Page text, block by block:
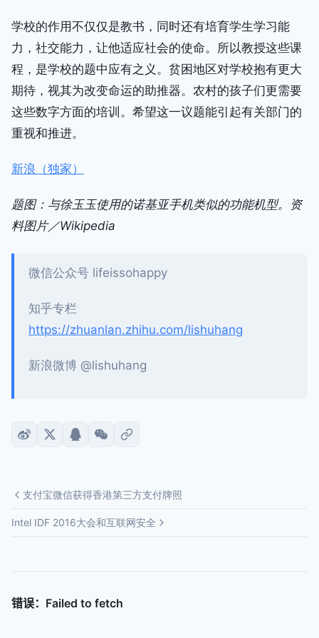
学校的作用不仅仅是教书，同时还有培育学生学习能
力，社交能力，让他适应社会的使命。所以教授这些课
程，是学校的题中应有之义。贫困地区对学校抱有更大
期待，视其为改变命运的助推器。农村的孩子们更需要
这些数字方面的培训。希望这一议题能引起有关部门的
重视和推进。
新浪（独家）
题图：与徐玉玉使用的诺基亚手机类似的功能机型。资
料图片／Wikipedia
微信公众号 lifeissohappy
知乎专栏
https://zhuanlan.zhihu.com/lishuhang
新浪微博 @lishuhang
支付宝微信获得香港第三方支付牌照
Intel IDF 2016大会和互联网安全